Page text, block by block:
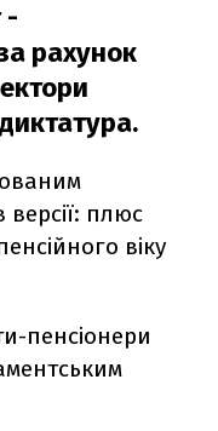
-
рахунок
плюс
віку
пенсіонери